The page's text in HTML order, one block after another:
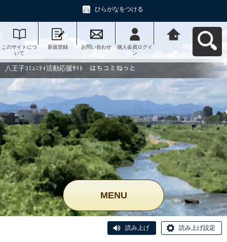
ひらがなをつける
このサイトにつ
いて
新規登録 お問い合わせ
個人会員ログイ
ン
動応援ｻｲﾄ はち
コミねっとへ戻
八王子ｺﾐｭﾆﾃｨ活動応援ｻｲﾄ はちコミねっと
MENU
読み上げ 読み上げ設定